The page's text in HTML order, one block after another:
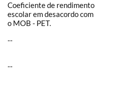
Coeficiente de rendimento
escolar em desacordo com
o MOB - PET.
--
--